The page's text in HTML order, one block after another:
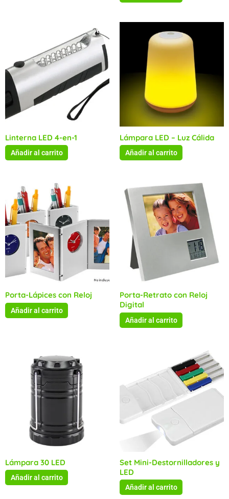
Linterna LED 4-en-1
Añadir al carrito
Lámpara LED – Luz Cálida
Añadir al carrito
Porta-Lápices con Reloj
Añadir al carrito
Porta-Retrato con Reloj
Digital
Añadir al carrito
Lámpara 30 LED
Añadir al carrito
Set Mini-Destornilladores y
LED
Añadir al carrito